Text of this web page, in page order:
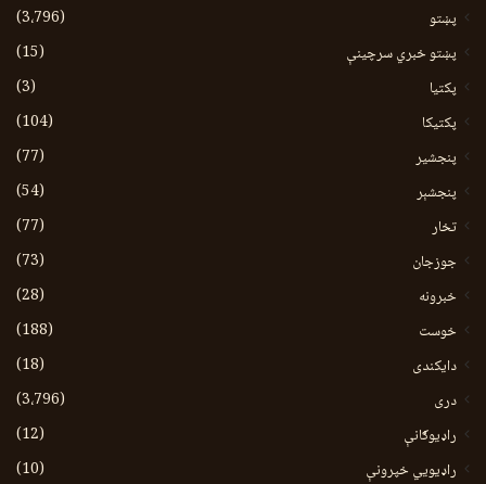
پښتو
(3،796)
پښتو خبري سرچينې
(15)
پکتيا
(3)
پکتیکا
(104)
پنجشیر
(77)
پنجشېر
(54)
تخار
(77)
جوزجان
(73)
خبرونه
(28)
خوست
(188)
دایکندی
(18)
دری
(3،796)
راډیوګانې
(12)
راډیويي خپرونې
(10)